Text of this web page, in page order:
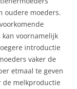
oudere moeders.
voornamelijk
introductie
vaker de
etmaal te geven
de melkproductie